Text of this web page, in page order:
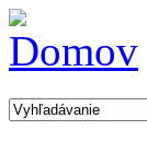
Jump to Navigation